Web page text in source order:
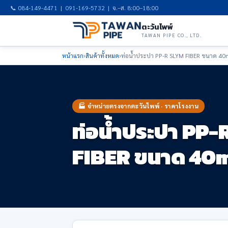
📞 084-149-4471 | 091-169-5732 | จ.–ส. 8:00–18:00
ตะวันไพพ์
TAWAN PIPE CO., LTD.
หน้าแรก›สินค้าทั้งหมด›ท่อน้ำประปา PP-R SLYM FIBER ขนาด
🏭 จำหน่ายตรงจากตะวันไพพ์ · ราคาโรงงาน
ท่อน้ำประปา PP-
FIBER ขนาด